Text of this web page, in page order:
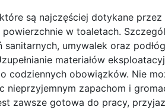
są najczęściej dotykane
w toaletach.
umywalek oraz
materiałów
codziennych obowiązków. Nie
zapachom i
zawsze gotowa do pracy,